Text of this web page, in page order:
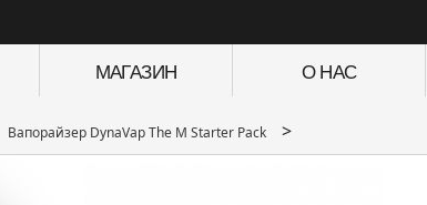
МАГАЗИН О НАС
Вапорайзер DynaVap The M Starter Pack >